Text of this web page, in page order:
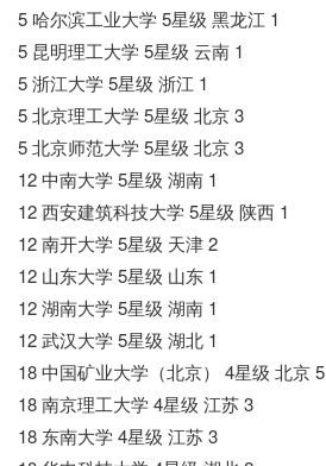
5 哈尔滨工业大学 5星级 黑龙江 1
5 昆明理工大学 5星级 云南 1
5 浙江大学 5星级 浙江 1
5 北京理工大学 5星级 北京 3
5 北京师范大学 5星级 北京 3
12 中南大学 5星级 湖南 1
12 西安建筑科技大学 5星级 陕西 1
12 南开大学 5星级 天津 2
12 山东大学 5星级 山东 1
12 湖南大学 5星级 湖南 1
12 武汉大学 5星级 湖北 1
18 中国矿业大学（北京） 4星级 北京 5
18 南京理工大学 4星级 江苏 3
18 东南大学 4星级 江苏 3